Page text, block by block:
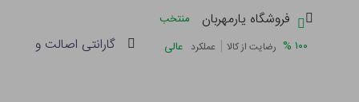
فروشگاه یارمهربان
منتخب
۱۰۰ % رضایت از کالا | عملکرد عالی گارانتی اصالت و